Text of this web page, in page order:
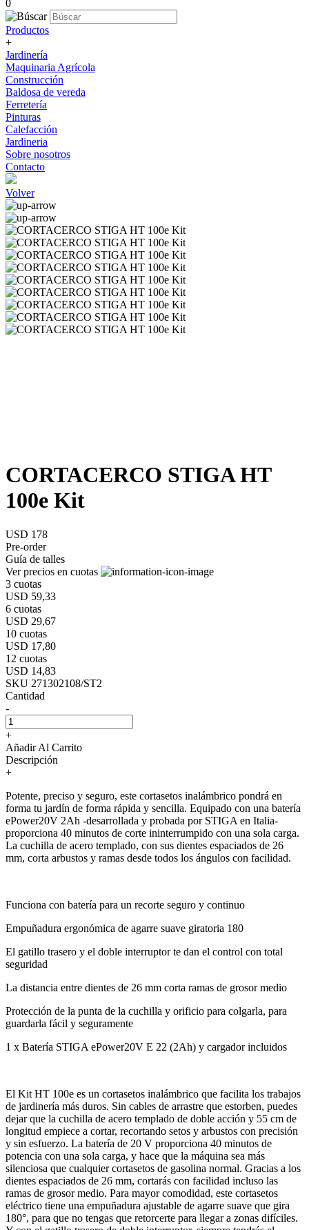
0
Productos
+
Jardinería
Maquinaria Agrícola
Construcción
Baldosa de vereda
Ferretería
Pinturas
Calefacción
Jardineria
Sobre nosotros
Contacto
Volver
CORTACERCO STIGA HT
100e Kit
USD 178
Pre-order
Guía de talles
Ver precios en cuotas
3 cuotas
USD 59,33
6 cuotas
USD 29,67
10 cuotas
USD 17,80
12 cuotas
USD 14,83
SKU 271302108/ST2
Cantidad
-
+
Añadir Al Carrito
Descripción
+
Potente, preciso y seguro, este cortasetos inalámbrico pondrá en
forma tu jardín de forma rápida y sencilla. Equipado con una batería
ePower20V 2Ah -desarrollada y probada por STIGA en Italia-
proporciona 40 minutos de corte ininterrumpido con una sola carga.
La cuchilla de acero templado, con sus dientes espaciados de 26
mm, corta arbustos y ramas desde todos los ángulos con facilidad.
Funciona con batería para un recorte seguro y continuo
Empuñadura ergonómica de agarre suave giratoria 180
El gatillo trasero y el doble interruptor te dan el control con total
seguridad
La distancia entre dientes de 26 mm corta ramas de grosor medio
Protección de la punta de la cuchilla y orificio para colgarla, para
guardarla fácil y seguramente
1 x Batería STIGA ePower20V E 22 (2Ah) y cargador incluidos
El Kit HT 100e es un cortasetos inalámbrico que facilita los trabajos
de jardinería más duros. Sin cables de arrastre que estorben, puedes
dejar que la cuchilla de acero templado de doble acción y 55 cm de
longitud empiece a cortar, recortando setos y arbustos con precisión
y sin esfuerzo. La batería de 20 V proporciona 40 minutos de
potencia con una sola carga, y hace que la máquina sea más
silenciosa que cualquier cortasetos de gasolina normal. Gracias a los
dientes espaciados de 26 mm, cortarás con facilidad incluso las
ramas de grosor medio. Para mayor comodidad, este cortasetos
eléctrico tiene una empuñadura ajustable de agarre suave que gira
180°, para que no tengas que retorcerte para llegar a zonas difíciles.